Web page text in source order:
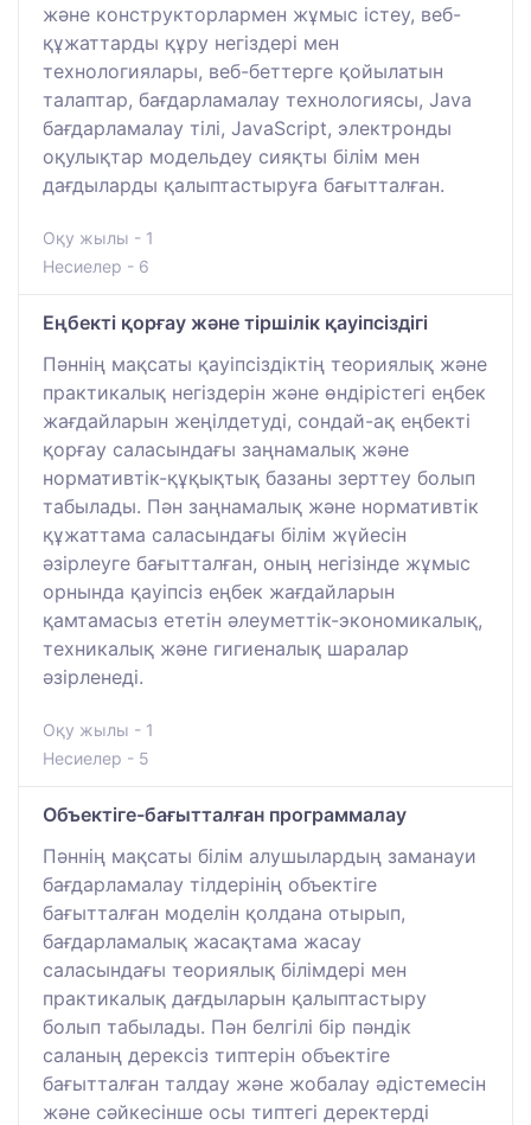
және конструкторлармен жұмыс істеу, веб-
құжаттарды құру негіздері мен
технологиялары, веб-беттерге қойылатын
талаптар, бағдарламалау технологиясы, Java
бағдарламалау тілі, JavaScript, электронды
оқулықтар модельдеу сияқты білім мен
дағдыларды қалыптастыруға бағытталған.
Оқу жылы - 1
Несиелер - 6
Еңбекті қорғау және тіршілік қауіпсіздігі
Пәннің мақсаты қауіпсіздіктің теориялық және
практикалық негіздерін және өндірістегі еңбек
жағдайларын жеңілдетуді, сондай-ақ еңбекті
қорғау саласындағы заңнамалық және
нормативтік-құқықтық базаны зерттеу болып
табылады. Пән заңнамалық және нормативтік
құжаттама саласындағы білім жүйесін
әзірлеуге бағытталған, оның негізінде жұмыс
орнында қауіпсіз еңбек жағдайларын
қамтамасыз ететін әлеуметтік-экономикалық,
техникалық және гигиеналық шаралар
әзірленеді.
Оқу жылы - 1
Несиелер - 5
Объектіге-бағытталған программалау
Пәннің мақсаты білім алушылардың заманауи
бағдарламалау тілдерінің объектіге
бағытталған моделін қолдана отырып,
бағдарламалық жасақтама жасау
саласындағы теориялық білімдері мен
практикалық дағдыларын қалыптастыру
болып табылады. Пән белгілі бір пәндік
саланың дерексіз типтерін объектіге
бағытталған талдау және жобалау әдістемесін
және сәйкесінше осы типтегі деректерді